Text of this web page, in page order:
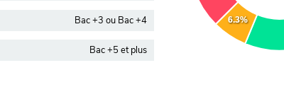
Bac +3 ou Bac +4
Bac +5 et plus
6.3%